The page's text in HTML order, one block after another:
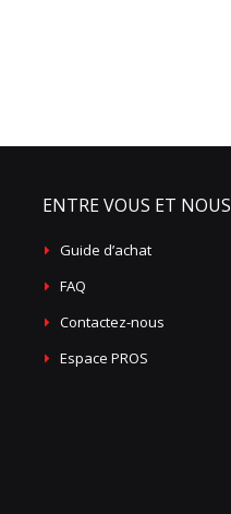
ENTRE VOUS ET NOUS
Guide d’achat
FAQ
Contactez-nous
Espace PROS